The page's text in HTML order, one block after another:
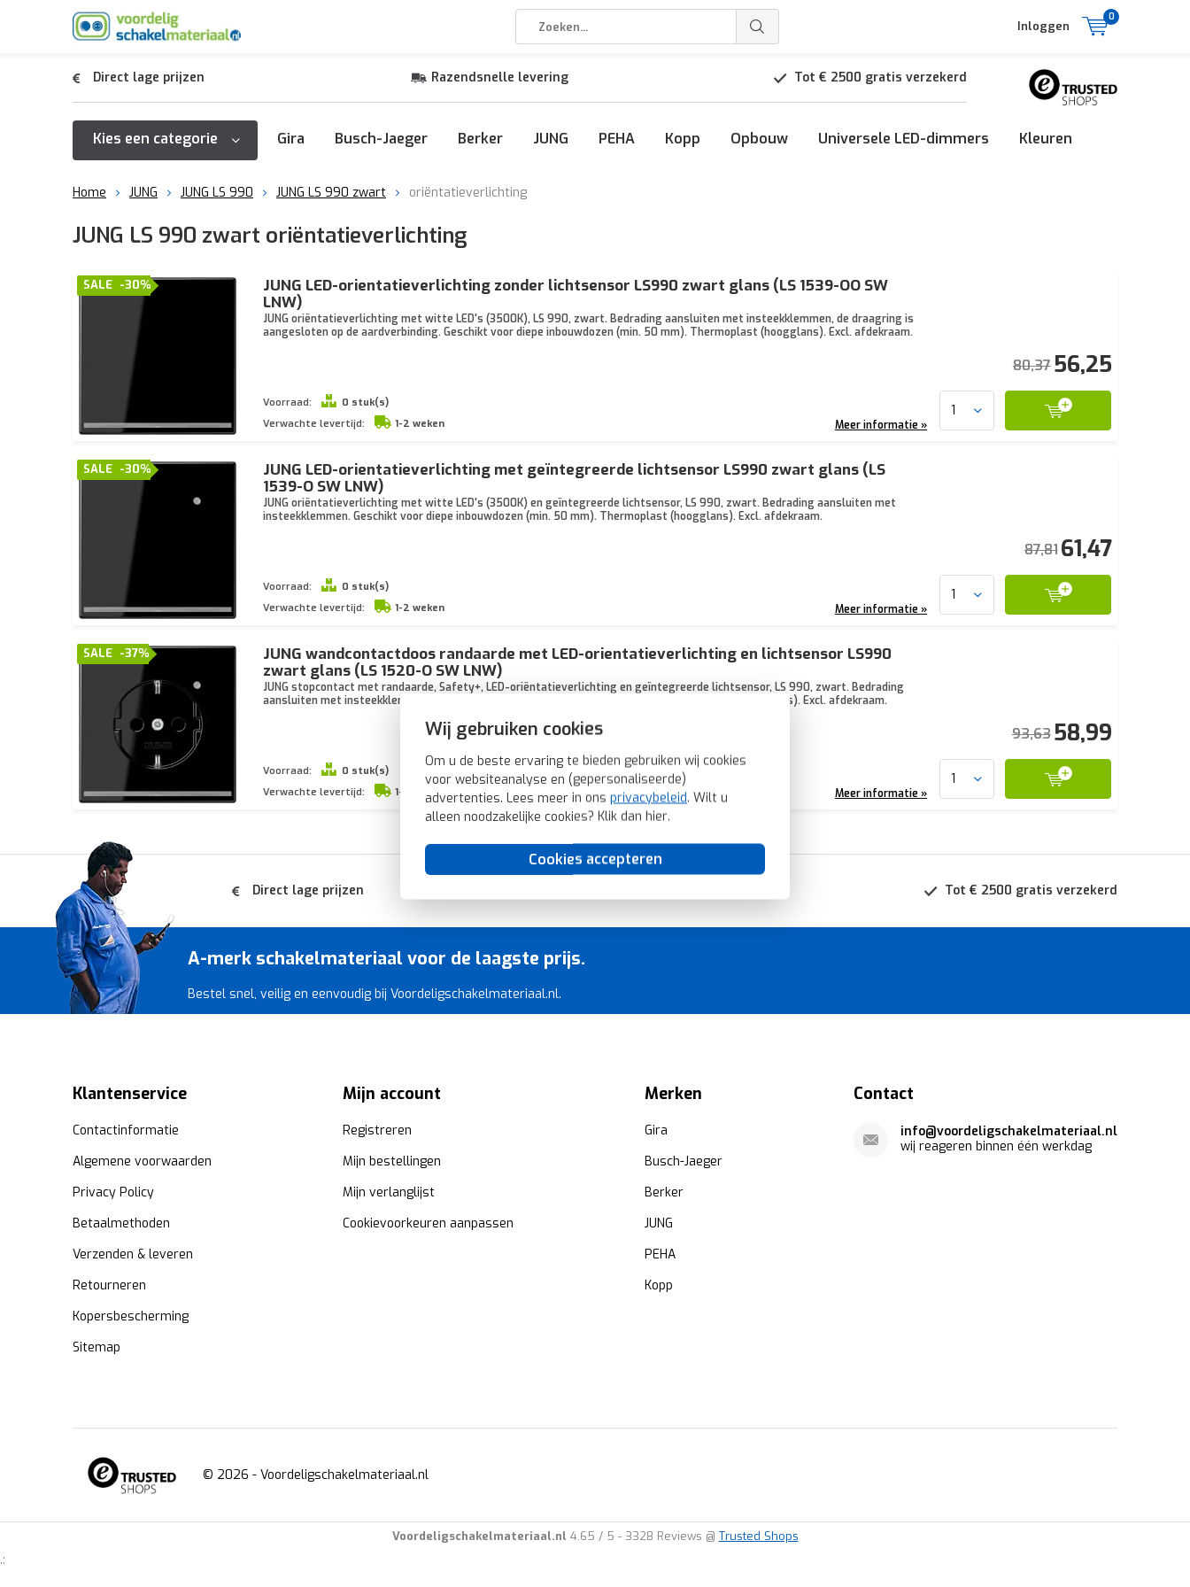
Wij gebruiken cookies
Om u de beste ervaring te bieden gebruiken wij cookies
voor websiteanalyse en (gepersonaliseerde)
advertenties. Lees meer in ons privacybeleid. Wilt u
alleen noodzakelijke cookies? Klik dan hier.
Cookies accepteren
Inloggen
0
Direct lage prijzen Razendsnelle levering Tot € 2500 gratis verzekerd
Kies een categorie Gira Busch-Jaeger Berker JUNG PEHA Kopp Opbouw Universele LED-dimmers Kleuren
Home JUNG JUNG LS 990 JUNG LS 990 zwart oriëntatieverlichting
JUNG LS 990 zwart oriëntatieverlichting
-30%
SALE
JUNG LED-orientatieverlichting zonder lichtsensor LS990 zwart glans (LS 1539-OO SW
LNW)
JUNG oriëntatieverlichting met witte LED's (3500K), LS 990, zwart. Bedrading aansluiten met insteekklemmen, de draagring is
aangesloten op de aardverbinding. Geschikt voor diepe inbouwdozen (min. 50 mm). Thermoplast (hoogglans). Excl. afdekraam.
Voorraad:
0 stuk(s)
Verwachte levertijd:
1-2 weken
80,3756,25
Meer informatie »
-30%
SALE
JUNG LED-orientatieverlichting met geïntegreerde lichtsensor LS990 zwart glans (LS
1539-O SW LNW)
JUNG oriëntatieverlichting met witte LED's (3500K) en geïntegreerde lichtsensor, LS 990, zwart. Bedrading aansluiten met
insteekklemmen. Geschikt voor diepe inbouwdozen (min. 50 mm). Thermoplast (hoogglans). Excl. afdekraam.
Voorraad:
0 stuk(s)
Verwachte levertijd:
1-2 weken
87,8161,47
Meer informatie »
-37%
SALE
JUNG wandcontactdoos randaarde met LED-orientatieverlichting en lichtsensor LS990
zwart glans (LS 1520-O SW LNW)
JUNG stopcontact met randaarde, Safety+, LED-oriëntatieverlichting en geïntegreerde lichtsensor, LS 990, zwart. Bedrading
aansluiten met insteekklemmen. Vereist een diepe inbouwdoos (min. 50 mm). Thermoplast (hoogglans). Excl. afdekraam.
Voorraad:
0 stuk(s)
Verwachte levertijd:
1-2 weken
93,6358,99
Meer informatie »
Direct lage prijzen Tot € 2500 gratis verzekerd
A-merk schakelmateriaal voor de laagste prijs.
Bestel snel, veilig en eenvoudig bij Voordeligschakelmateriaal.nl.
Klantenservice
Contactinformatie
Algemene voorwaarden
Privacy Policy
Betaalmethoden
Verzenden & leveren
Retourneren
Kopersbescherming
Sitemap
Mijn account
Registreren
Mijn bestellingen
Mijn verlanglijst
Cookievoorkeuren aanpassen
Merken
Gira
Busch-Jaeger
Berker
JUNG
PEHA
Kopp
Contact
info@voordeligschakelmateriaal.nl
wij reageren binnen één werkdag
© 2026 - Voordeligschakelmateriaal.nl
Voordeligschakelmateriaal.nl 4.65 / 5 - 3328 Reviews @ Trusted Shops
.: